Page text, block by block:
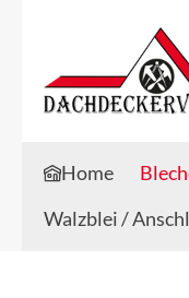
Zum Hauptinhalt
Zur Suche springen
Home
Walzblei /